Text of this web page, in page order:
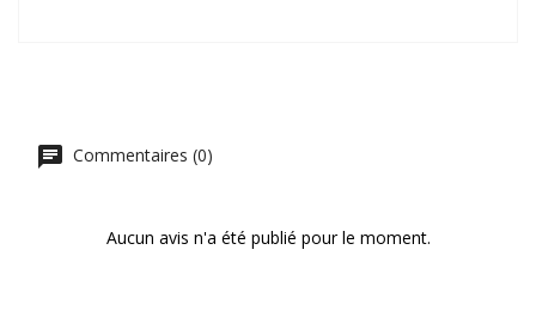
Commentaires (0)
Aucun avis n'a été publié pour le moment.